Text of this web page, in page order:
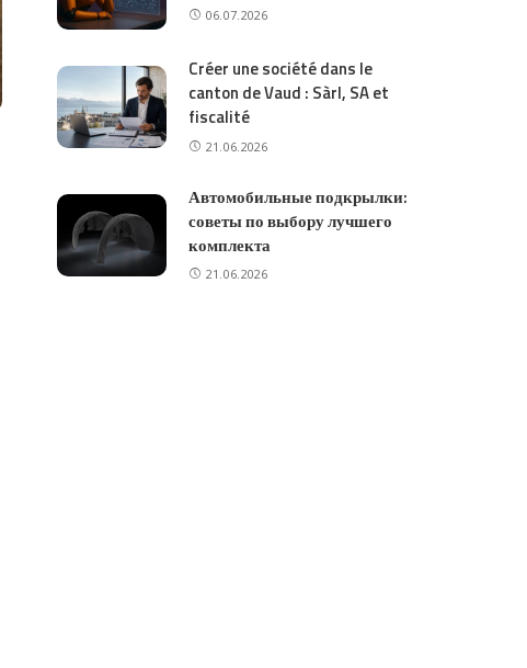
06.07.2026
Créer une société dans le
canton de Vaud : Sàrl, SA et
fiscalité
21.06.2026
Автомобильные подкрылки:
советы по выбору лучшего
комплекта
21.06.2026